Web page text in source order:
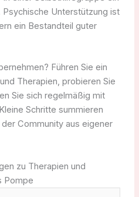
Psychische Unterstützung ist
ein Bestandteil guter
Führen Sie ein
Therapien, probieren Sie
Sie sich regelmäßig mit
Schritte summieren
Community aus eigener
zu Therapien und
Pompe